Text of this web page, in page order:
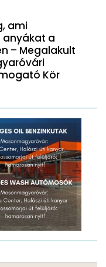
ami
a
– Megalakult
Kör